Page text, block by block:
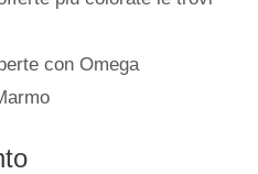
con Omega